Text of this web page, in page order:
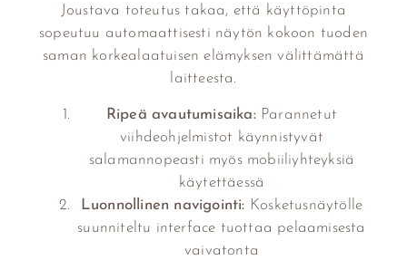
Joustava toteutus takaa, että käyttöpinta
sopeutuu automaattisesti näytön kokoon tuoden
saman korkealaatuisen elämyksen välittämättä
laitteesta.
Ripeä avautumisaika:Parannetut
viihdeohjelmistot käynnistyvät
salamannopeasti myös mobiiliyhteyksiä
käytettäessä
Luonnollinen navigointi: Kosketusnäytölle
suunniteltu interface tuottaa pelaamisesta
vaivatonta